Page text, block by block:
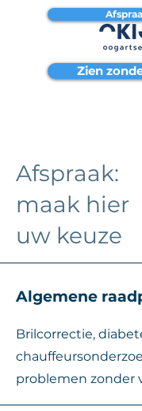
Zien
Afspraak:
maak hier
uw keuze
Algemene
Brilcorrectie,
problemen zonder